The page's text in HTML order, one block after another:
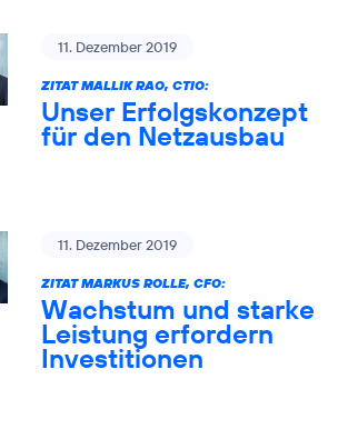
11. Dezember 2019
ZITAT MALLIK RAO, CTIO:
Unser Erfolgskonzept
für den Netzausbau
11. Dezember 2019
ZITAT MARKUS ROLLE, CFO:
Wachstum und starke
Leistung erfordern
Investitionen